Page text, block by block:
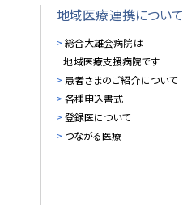
地域医療連携について
総合大雄会病院は
地域医療支援病院です
患者さまのご紹介について
各種申込書式
登録医について
つながる医療